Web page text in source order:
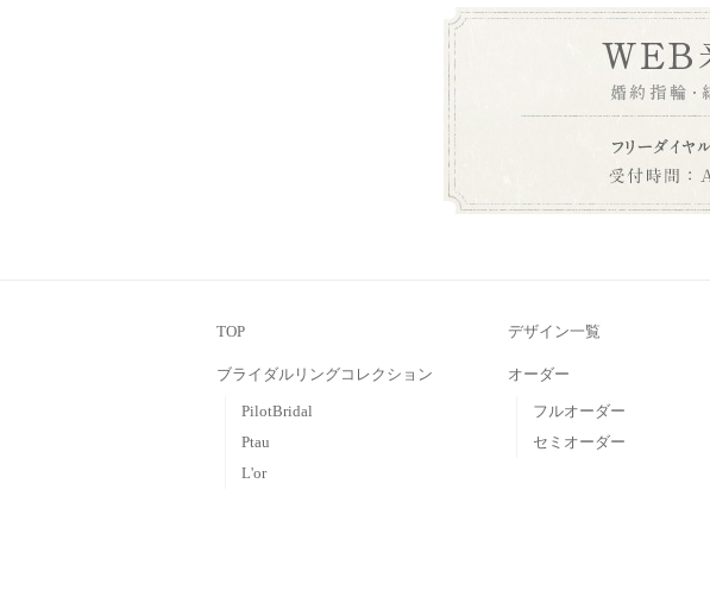
平素は格別のお引き立てを賜わり厚くお礼申し上げます
会社郡司宝石は、お盆期間中も通常営業致し...
ゴールデンウィークの営業について
ゴールデンウィークの営業に関しましては、通常通り営業
がら下記の期間を年末年始休業とさせて頂き...
TOP
ブライダルリングコレクション
PilotBridal
Ptau
L'or
デザイン一覧
オーダー
フルオーダー
セミオーダー